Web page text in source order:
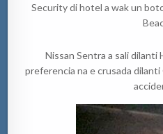
Security di hotel a wak un
Nissan Sentra a sali dilanti
preferencia na e crusada dilanti